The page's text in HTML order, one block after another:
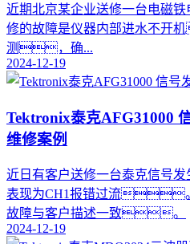
近期北京某企业送修一台电磁
修的故障是仪器内部进水不
测，确...
2024-12-19
Tektronix泰克AFG31000
维修案例
近日有客户送修一台泰克信号
表现为CH1报错过流
故障与客户描述一致。
2024-12-19